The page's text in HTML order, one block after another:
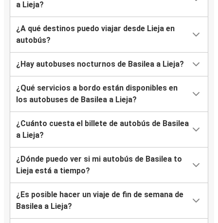
a Lieja?
¿A qué destinos puedo viajar desde Lieja en
autobús?
¿Hay autobuses nocturnos de Basilea a Lieja?
¿Qué servicios a bordo están disponibles en
los autobuses de Basilea a Lieja?
¿Cuánto cuesta el billete de autobús de Basilea
a Lieja?
¿Dónde puedo ver si mi autobús de Basilea to
Lieja está a tiempo?
¿Es posible hacer un viaje de fin de semana de
Basilea a Lieja?